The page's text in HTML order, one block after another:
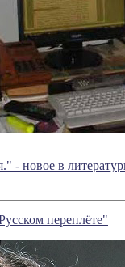
- новое в
переплёте"